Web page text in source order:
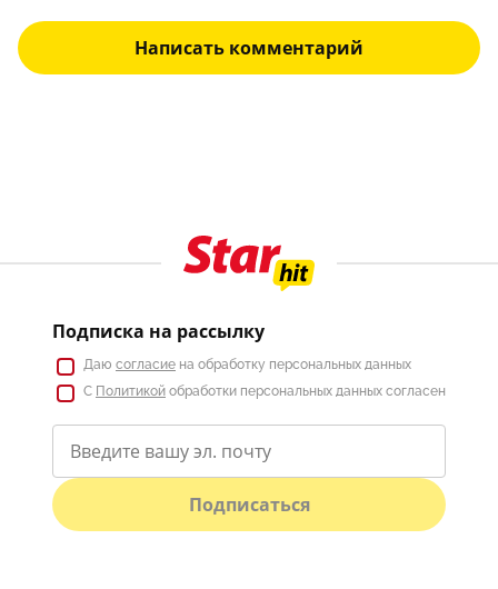
Написать комментарий
Подписка на рассылку
Даю согласие на обработку персональных данных
С Политикой обработки персональных данных согласен
Подписаться